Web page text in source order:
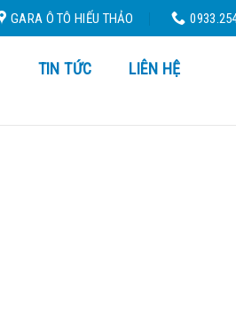
GARA Ô TÔ HIẾU THẢO
TIN TỨC
LIÊN HỆ